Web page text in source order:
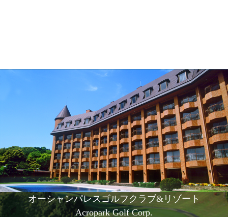
オーシャンパレスゴルフクラブ&リゾート
Acropark Golf Corp.